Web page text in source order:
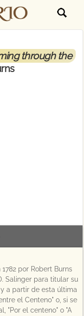
through the
por Robert Burns
Salinger para titular su
y a partir de esta última
el Centeno" o, si se
"Por el centeno" o "A